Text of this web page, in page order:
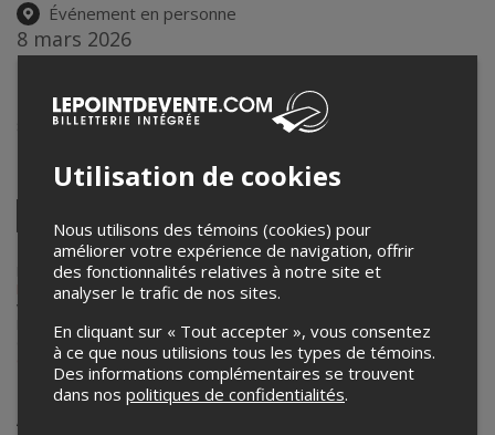
Événement en personne
8 mars 2026
14h00 – 15h30 / Entrée: 13h45
Salle polyvalente
8105, rue Hochelaga,Montréal QC,Canada
Partagez cet événement
Facebook LinkedinPinterestEnvoyer
par
courriel
Lepointdevente.com agit à titre de mandataire pour VDM - Arr. MHM -
Maison culture Mercierdans le cadre de l’affichage en ligne et la
vente de billets pour ses événements.
Pour plus d’information à propos de cet événement, veuillez
contacter l’organisateur de l’événement, VDM - Arr. MHM - Maison
culture Mercier , àmaison_me@montreal.ca.
Achat de billets
Utilisation de cookies
Nous utilisons des témoins (cookies) pour
améliorer votre expérience de navigation, offrir
des fonctionnalités relatives à notre site et
analyser le trafic de nos sites.
En cliquant sur « Tout accepter », vous consentez
à ce que nous utilisions tous les types de témoins.
Des informations complémentaires se trouvent
dans nos politiques de confidentialités.